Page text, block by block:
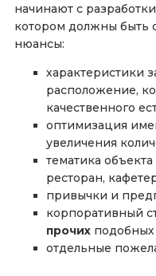
начинают с
котором должны быть
нюансы:
характеристики
расположение,
качественного
оптимизация
увеличения
тематика
ресторан,
привычки и
корпоративный
прочихподобных
отдельные